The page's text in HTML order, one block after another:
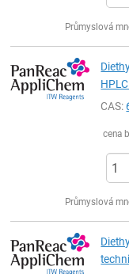
Průmyslová
CAS:
cena
Průmyslová